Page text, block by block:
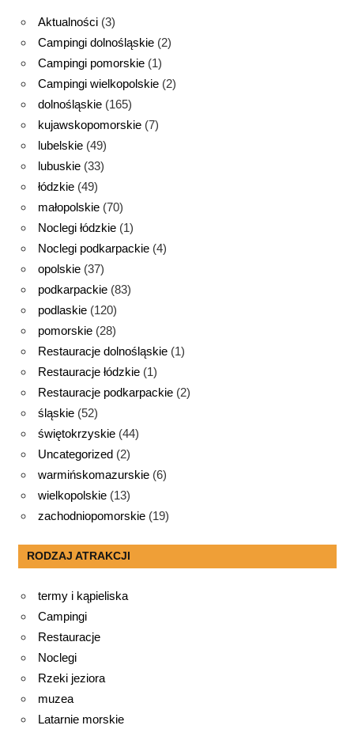
Aktualności (3)
Campingi dolnośląskie (2)
Campingi pomorskie (1)
Campingi wielkopolskie (2)
dolnośląskie (165)
kujawskopomorskie (7)
lubelskie (49)
lubuskie (33)
łódzkie (49)
małopolskie (70)
Noclegi łódzkie (1)
Noclegi podkarpackie (4)
opolskie (37)
podkarpackie (83)
podlaskie (120)
pomorskie (28)
Restauracje dolnośląskie (1)
Restauracje łódzkie (1)
Restauracje podkarpackie (2)
śląskie (52)
świętokrzyskie (44)
Uncategorized (2)
warmińskomazurskie (6)
wielkopolskie (13)
zachodniopomorskie (19)
RODZAJ ATRAKCJI
termy i kąpieliska
Campingi
Restauracje
Noclegi
Rzeki jeziora
muzea
Latarnie morskie